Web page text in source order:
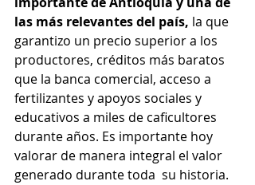
las más relevantes del país, la que
garantizo un precio superior a los
productores, créditos más baratos
que la banca comercial, acceso a
fertilizantes y apoyos sociales y
educativos a miles de caficultores
durante años. Es importante hoy
valorar de manera integral el valor
generado durante toda  su historia.